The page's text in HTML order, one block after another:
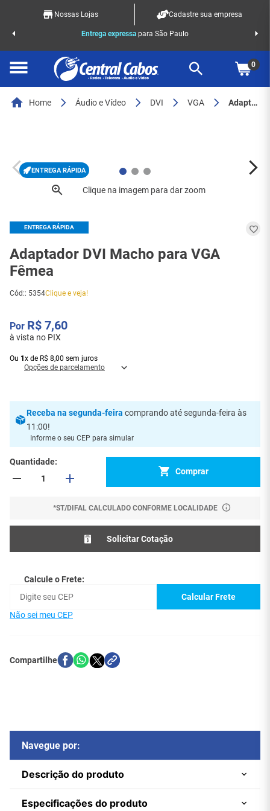
Nossas Lojas
Cadastre sua empresa
Entrega expressa para São Paulo
0
Home Áudio e Vídeo DVI VGA Adaptador DVI Macho para VGA Fêmea
ENTREGA RÁPIDA
ENTREGA RÁPIDA
Adaptador DVI Macho para VGA
Fêmea
Cód:: 5354Clique e veja!
R$ 7,60
à vista no PIX
Ou 1 x de R$ 8,00 sem juros
Opções de parcelamento
Receba na segunda-feira comprando até segunda-feira às
11:00!
Informe o seu CEP para simular
Quantidade
Comprar
*ST/DIFAL CALCULADO CONFORME LOCALIDADE
Solicitar Cotação
Calcule o Frete:
Calcular Frete
Não sei meu CEP
Navegue por:
Descrição do produto
Adaptador DVI-I Macho (24+5 Pinos) para VGA
Especificações do produto